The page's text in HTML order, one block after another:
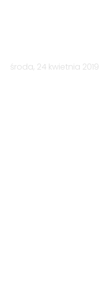
środa, 24 kwietnia 2019